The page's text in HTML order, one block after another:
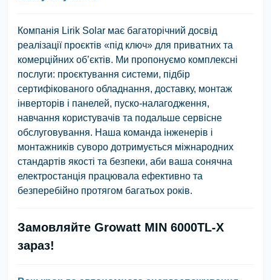
Компанія Lirik Solar має багаторічний досвід
реалізації проєктів «під ключ» для приватних та
комерційних об’єктів. Ми пропонуємо комплексні
послуги: проєктування системи, підбір
сертифікованого обладнання, доставку, монтаж
інверторів і панелей, пуско-налагодження,
навчання користувачів та подальше сервісне
обслуговування. Наша команда інженерів і
монтажників суворо дотримується міжнародних
стандартів якості та безпеки, аби ваша сонячна
електростанція працювала ефективно та
безперебійно протягом багатьох років.
Замовляйте Growatt MIN 6000TL-X
зараз!